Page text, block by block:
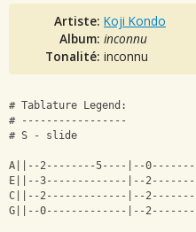
Artiste: Koji Kondo
Album: inconnu
Tonalité: inconnu
# Tablature Legend:
# -----------------
# S - slide
A||--2--------5----|--
E||--3-------------|--
C||--2-------------|--
G||--0-------------|--